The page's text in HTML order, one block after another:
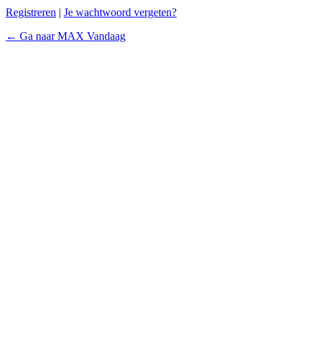
Registreren | Je wachtwoord vergeten?
← Ga naar MAX Vandaag